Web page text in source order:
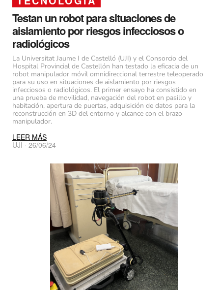
Testan un robot para situaciones de
aislamiento por riesgos infecciosos o
radiológicos
La Universitat Jaume I de Castelló (UJI) y el Consorcio del
Hospital Provincial de Castellón han testado la eficacia de un
robot manipulador móvil omnidireccional terrestre teleoperado
para su uso en situaciones de aislamiento por riesgos
infecciosos o radiológicos. El primer ensayo ha consistido en
una prueba de movilidad, navegación del robot en pasillo y
habitación, apertura de puertas, adquisición de datos para la
reconstrucción en 3D del entorno y alcance con el brazo
manipulador.
LEER MÁS
UJI · 26/06/24